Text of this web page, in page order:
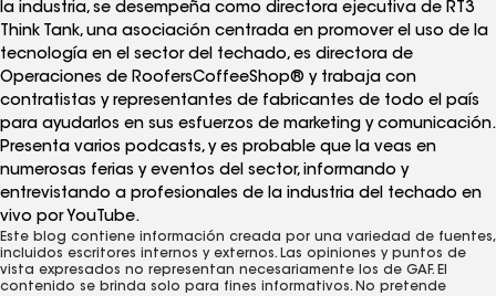
la industria, se desempeña como directora ejecutiva de RT3
Think Tank, una asociación centrada en promover el uso de la
tecnología en el sector del techado, es directora de
Operaciones de RoofersCoffeeShop® y trabaja con
contratistas y representantes de fabricantes de todo el país
para ayudarlos en sus esfuerzos de marketing y comunicación.
Presenta varios podcasts, y es probable que la veas en
numerosas ferias y eventos del sector, informando y
entrevistando a profesionales de la industria del techado en
vivo por YouTube.
Este blog contiene información creada por una variedad de fuentes,
incluidos escritores internos y externos. Las opiniones y puntos de
vista expresados ​​no representan necesariamente los de GAF. El
contenido se brinda solo para fines informativos. No pretende